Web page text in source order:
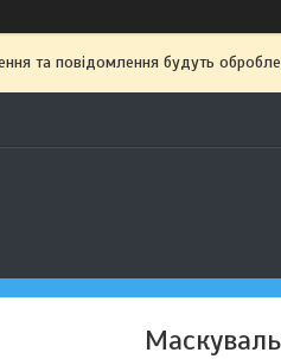
та повідомлення будуть